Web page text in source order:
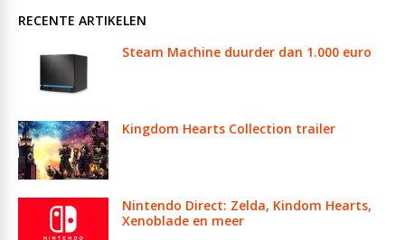
RECENTE ARTIKELEN
Steam Machine duurder dan 1.000 euro
Kingdom Hearts Collection trailer
Nintendo Direct: Zelda, Kindom Hearts,
Xenoblade en meer